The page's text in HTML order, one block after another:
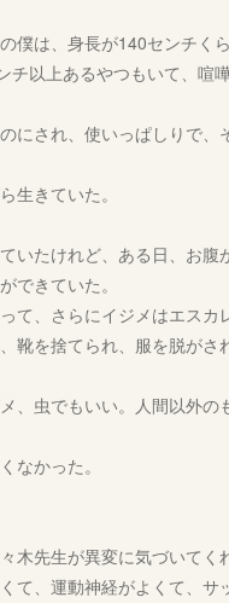
僕は、身長が140センチくら
チ以上あるやつもいて、喧
にされ、使いっぱしりで、
生きていた。
いたけれど、ある日、お腹
できていた。
て、さらにイジメはエスカ
靴を捨てられ、服を脱がさ
、虫でもいい。人間以外の
なかった。
木先生が異変に気づいてく
て、運動神経がよくて、サ